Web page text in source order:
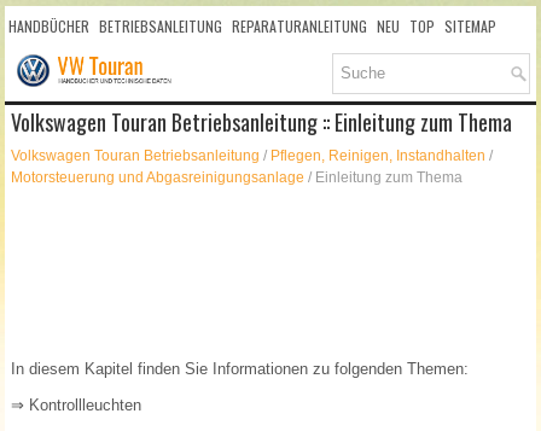
HANDBÜCHER BETRIEBSANLEITUNG REPARATURANLEITUNG NEU TOP SITEMAP
SUCHLAUF
Volkswagen Touran Betriebsanleitung :: Einleitung zum Thema
Volkswagen Touran Betriebsanleitung / Pflegen, Reinigen, Instandhalten /
Motorsteuerung und Abgasreinigungsanlage / Einleitung zum Thema
In diesem Kapitel finden Sie Informationen zu folgenden Themen:
⇒ Kontrollleuchten